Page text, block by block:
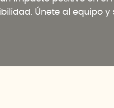
Únete al equipo